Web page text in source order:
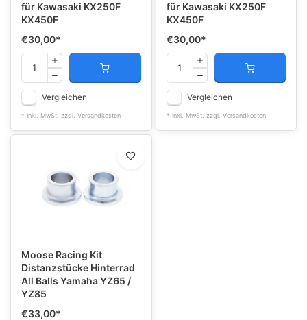
für Kawasaki KX250F
KX450F
€30,00*
Vergleichen
* Inkl. MwSt. zzgl. Versandkosten
für Kawasaki KX250F
KX450F
€30,00*
Vergleichen
* Inkl. MwSt. zzgl. Versandkosten
Moose Racing Kit
Distanzstücke Hinterrad
All Balls Yamaha YZ65 /
YZ85
€33,00*